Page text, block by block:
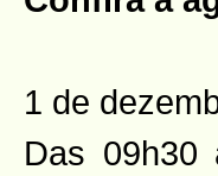
1 de
Das 09h30